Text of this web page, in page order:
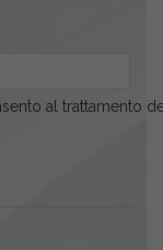
al trattamento